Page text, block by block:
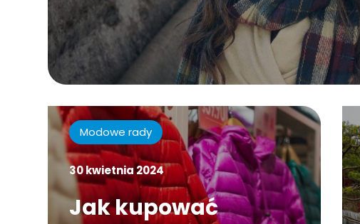
Modowe rady
30 kwietnia 2024
Jak kupować